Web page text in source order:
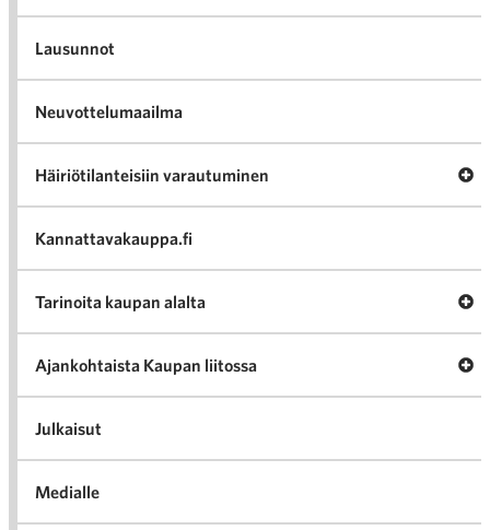
Lausunnot
Neuvottelumaailma
Häiriötilanteisiin varautuminen
Kannattavakauppa.fi
Tarinoita kaupan alalta
Ajankohtaista Kaupan liitossa
Julkaisut
Medialle